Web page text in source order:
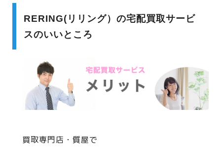
RERING(リリング）の宅配買取サービ
スのいいところ
買取専門店・質屋で